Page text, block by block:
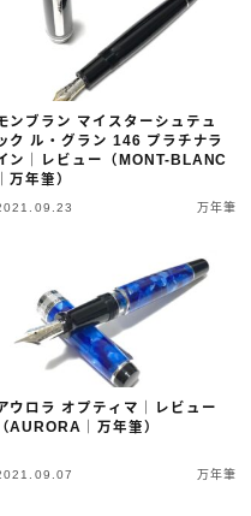
円～20,000円
円～50,000円
円以上
writing］
ンブラン マイスターシュテュ
ク ル・グラン 146 プラチナラ
ン｜レビュー（MONT-BLANC
｜万年筆）
万年筆
ウロラ オプティマ｜レビュー
（AURORA｜万年筆）
万年筆